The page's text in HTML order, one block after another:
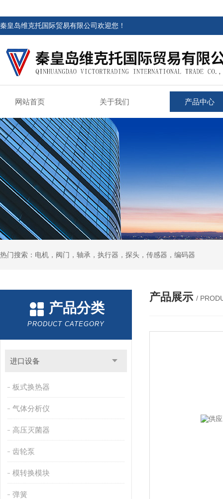
秦皇岛维克托国际贸易有限公司欢迎您！
网站首页 关于我们 产品中心
热门搜索：电机，阀门，轴承，执行器，探头，传感器，编码器
产品分类
PRODUCT CATEGORY
进口设备
板式换热器
气体分析仪
高压灭菌器
齿轮泵
模转换模块
弹簧
产品展示 /